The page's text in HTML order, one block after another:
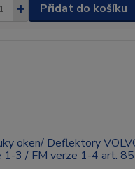
Přidat do košíku